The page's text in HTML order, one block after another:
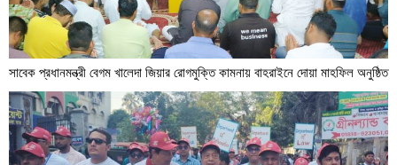
সাবেক প্রধানমন্ত্রী বেগম খালেদা জিয়ার রোগমুক্তি কামনায় বাহরাইনে দোয়া মাহফিল অনুষ্ঠিত